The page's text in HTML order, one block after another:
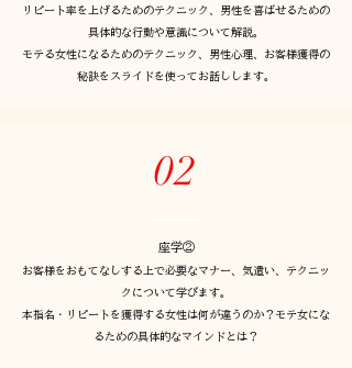
リピート率を上げるためのテクニック、男性を喜ばせるための
具体的な行動や意識について解説。
モテる女性になるためのテクニック、男性心理、お客様獲得の
秘訣をスライドを使ってお話しします。
02
座学②
お客様をおもてなしする上で必要なマナー、気遣い、テクニッ
クについて学びます。
本指名・リピートを獲得する女性は何が違うのか？モテ女にな
るための具体的なマインドとは？